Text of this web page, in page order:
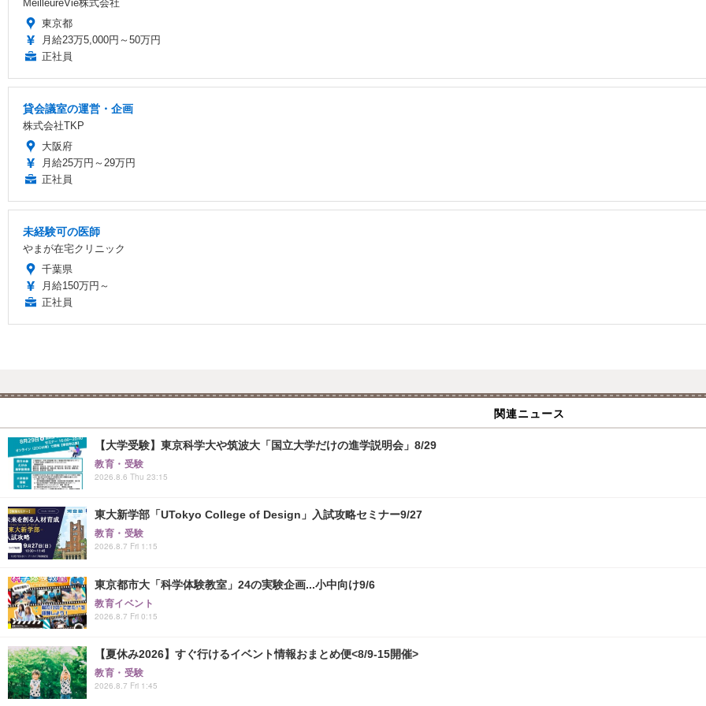
MeilleureVie株式会社
東京都
月給23万5,000円～50万円
正社員
貸会議室の運営・企画
株式会社TKP
大阪府
月給25万円～29万円
正社員
未経験可の医師
やまが在宅クリニック
千葉県
月給150万円～
正社員
関連ニュース
【大学受験】東京科学大や筑波大「国立大学だけの進学説明会」8/29
教育・受験
2026.8.6 Thu 23:15
東大新学部「UTokyo College of Design」入試攻略セミナー9/27
教育・受験
2026.8.7 Fri 1:15
東京都市大「科学体験教室」24の実験企画...小中向け9/6
教育イベント
2026.8.7 Fri 0:15
【夏休み2026】すぐ行けるイベント情報おまとめ便<8/9-15開催>
教育・受験
2026.8.7 Fri 1:45